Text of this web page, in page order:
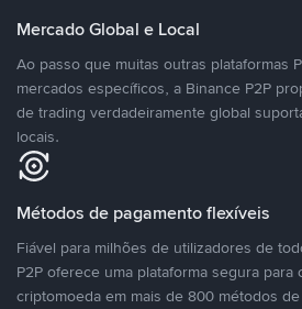
Mercado Global e Local
Ao passo que muitas outras plataformas
mercados específicos, a Binance P2P
de trading verdadeiramente global
locais.
Métodos de pagamento flexíveis
Fiável para milhões de utilizadores de
P2P oferece uma plataforma segura
criptomoeda em mais de 800 métodos